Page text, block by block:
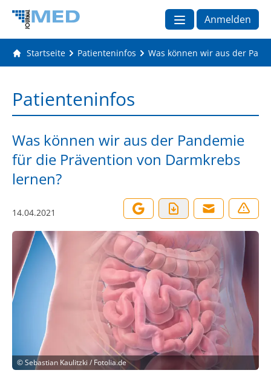
Anmelden
Startseite Patienteninfos Was können wir aus der
Patienteninfos
Was können wir aus der Pandemie
für die Prävention von Darmkrebs
lernen?
14.04.2021
©Sebastian Kaulitzki / Fotolia.de